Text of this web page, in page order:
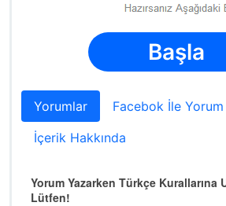
Başla
Yorumlar
Facebok İle Yorum
İçerik Hakkında
Yorum Yazarken Türkçe Kurallarına
Lütfen!